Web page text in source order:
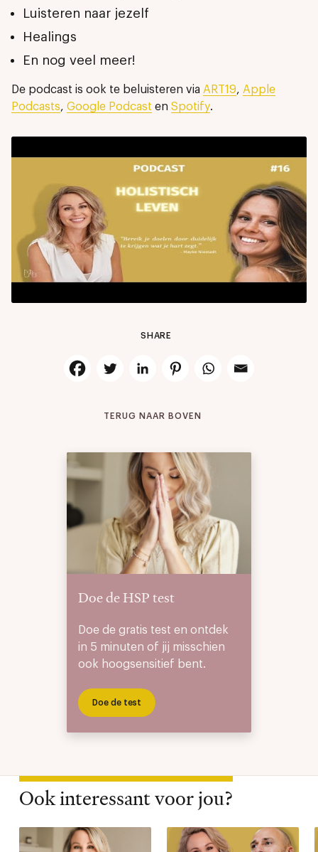
Luisteren naar jezelf
Healings
En nog veel meer!
De podcast is ook te beluisteren via ART19, Apple
Podcasts, Google Podcast en Spotify.
SHARE
TERUG NAAR BOVEN
Doe de HSP test
Doe de gratis test en ontdek
in 5 minuten of jij misschien
ook hoogsensitief bent.
Doe de test
Ook interessant voor jou?